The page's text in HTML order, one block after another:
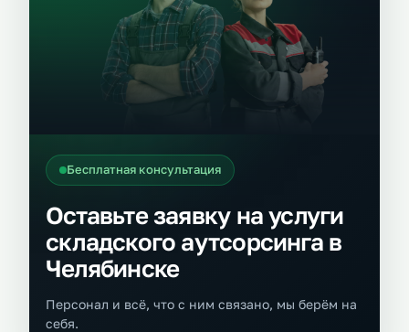
Бесплатная консультация
Оставьте заявку на услуги
складского аутсорсинга в
Челябинске
Персонал и всё, что с ним связано, мы берём на
себя.